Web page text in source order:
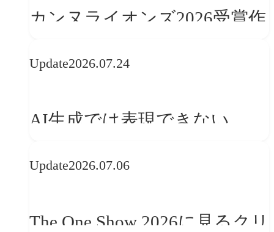
カンヌライオンズ2026受賞作
──「優れたブランド体験」
か
Update2026.07.24
AI生成では表現できない
望
Update2026.07.06
The One Show 2026に見るクリ